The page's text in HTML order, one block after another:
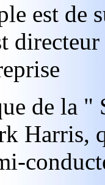
est de
de la "
Harris,